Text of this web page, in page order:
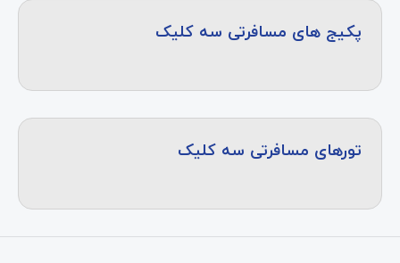
پکیج های مسافرتی سه کلیک
تورهای مسافرتی سه کلیک